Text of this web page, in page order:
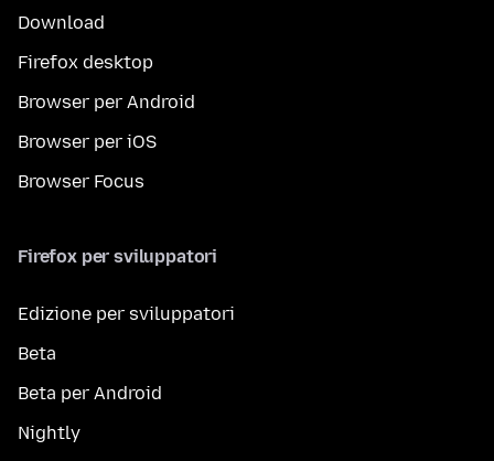
Download
Firefox desktop
Browser per Android
Browser per iOS
Browser Focus
Firefox per sviluppatori
Edizione per sviluppatori
Beta
Beta per Android
Nightly